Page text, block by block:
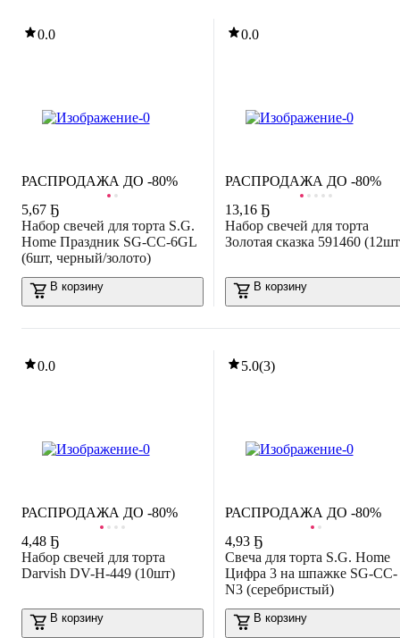
0.0
РАСПРОДАЖА ДО -80%
5,67 Ҕ
Набор свечей для торта S.G.
Home Праздник SG-CC-6GL
(6шт, черный/золото)
В корзину
0.0
РАСПРОДАЖА ДО -80%
13,16 Ҕ
Набор свечей для торта
Золотая сказка 591460
В корзину
0.0
РАСПРОДАЖА ДО -80%
4,48 Ҕ
Набор свечей для торта
Darvish DV-H-449 (10шт)
В корзину
5.0(3)
РАСПРОДАЖА ДО -80%
4,93 Ҕ
Свеча для торта S.G. Home
Цифра 3 на шпажке SG-CC-
N3 (серебристый)
В корзину